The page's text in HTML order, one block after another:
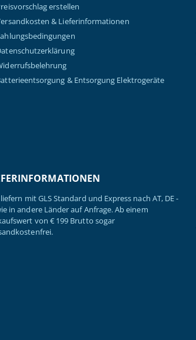
erstellen
& Lieferinformationen
& Entsorgung Elektrogeräte
mit GLS Standard und Express nach AT, DE -
in andere Länder auf Anfrage. Ab einem
von € 199 Brutto sogar